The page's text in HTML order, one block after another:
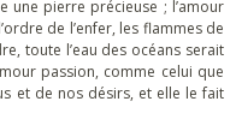
une pierre précieuse ; l’amour
de l’enfer, les flammes de
toute l’eau des océans serait
passion, comme celui que
et de nos désirs, et elle le fait